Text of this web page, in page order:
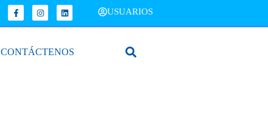
USUARIOS
CONTÁCTENOS